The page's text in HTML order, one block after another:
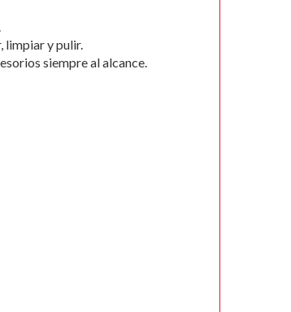
limpiar y pulir.
siempre al alcance.